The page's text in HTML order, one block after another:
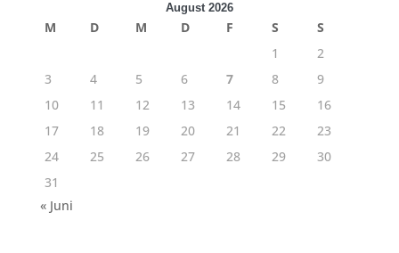
August 2026
M D M D F S
S
1
2
3
4 5 6 7 8
9
10
11 12 13 14 15
16
17
18 19 20 21 22
23
24
25 26 27 28 29
30
31
« Juni